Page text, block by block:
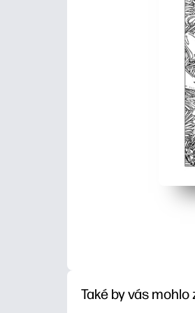
Také by vás mohlo